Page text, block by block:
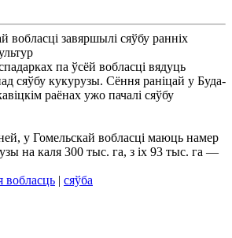
па ўсёй вобласці вядуць
сяўбу кукурузы. Сёння раніцай у Буда-
раёнах ужо пачалі сяўбу
у Гомельскай вобласці маюць намер
на каля 300 тыс. га, з іх 93 тыс. га —
вобласць | сяўба